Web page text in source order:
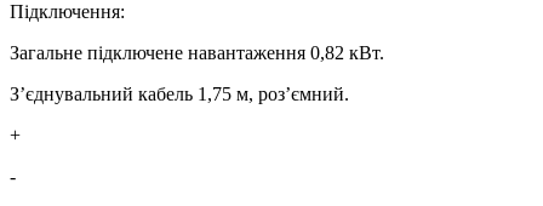
Підключення:
Загальне підключене навантаження 0,82 кВт.
З’єднувальний кабель 1,75 м, роз’ємний.
+
-